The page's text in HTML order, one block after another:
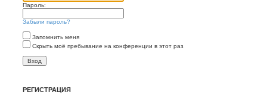
Пароль:
Забыли пароль?
Запомнить меня
Скрыть моё пребывание на конференции в этот раз
РЕГИСТРАЦИЯ